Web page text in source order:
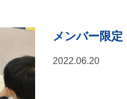
メンバー限定
2022.06.20